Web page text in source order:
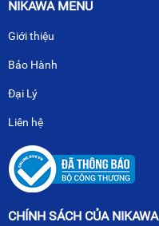
NIKAWA MENU
Giới thiệu
Bảo Hành
Đại Lý
Liên hệ
CHÍNH SÁCH CỦA NIKAWA